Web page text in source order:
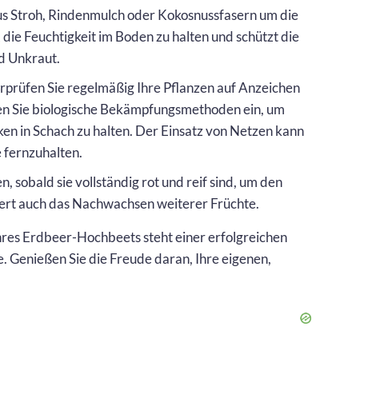
Stroh, Rindenmulch oder Kokosnussfasern um die
Feuchtigkeit im Boden zu halten und schützt die
Unkraut.
Sie regelmäßig Ihre Pflanzen auf Anzeichen
Sie biologische Bekämpfungsmethoden ein, um
in Schach zu halten. Der Einsatz von Netzen kann
fernzuhalten.
sobald sie vollständig rot und reif sind, um den
auch das Nachwachsen weiterer Früchte.
Erdbeer-Hochbeets steht einer erfolgreichen
Sie die Freude daran, Ihre eigenen,